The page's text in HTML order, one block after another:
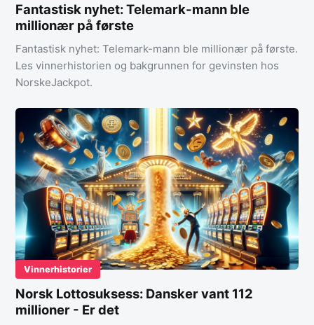
Fantastisk nyhet: Telemark-mann ble
millionær på første
Fantastisk nyhet: Telemark-mann ble millionær på første.
Les vinnerhistorien og bakgrunnen for gevinsten hos
NorskeJackpot.
Vinnerhistorier
Norsk Lottosuksess: Dansker vant 112
millioner - Er det